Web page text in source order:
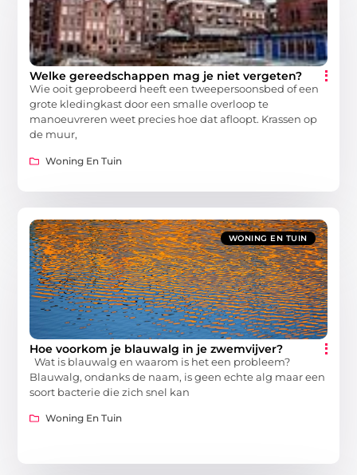
Welke gereedschappen mag je niet vergeten?
Wie ooit geprobeerd heeft een tweepersoonsbed of een
grote kledingkast door een smalle overloop te
manoeuvreren weet precies hoe dat afloopt. Krassen op
de muur,
Woning En Tuin
WONING EN TUIN
Hoe voorkom je blauwalg in je zwemvijver?
Wat is blauwalg en waarom is het een probleem?
Blauwalg, ondanks de naam, is geen echte alg maar een
soort bacterie die zich snel kan
Woning En Tuin